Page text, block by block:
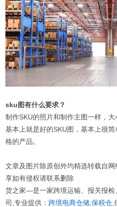
sku图有什么要求？
制作SKU的照片和制作主图一样，
基本上就是好的SKU图，基本上很
格的产品。
文章及图片除原创外均精选转载自
享如有侵权请联系删除
货之家—是一家跨境运输、报关报
司,专业提供：跨境电商仓储 ,保税仓 ,